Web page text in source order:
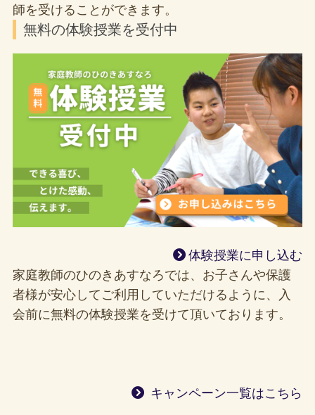
師を受けることができます。
無料の体験授業を受付中
体験授業に申し込む
家庭教師のひのきあすなろでは、お子さんや保護
者様が安心してご利用していただけるように、入
会前に無料の体験授業を受けて頂いております。
キャンペーン一覧はこちら